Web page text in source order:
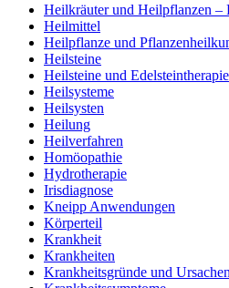
Heilkräuter und Heilpflanzen –
Heilmittel
Heilpflanze und
Heilsteine
Heilsteine und Edelsteintherapie
Heilsysteme
Heilsysten
Heilung
Heilverfahren
Homöopathie
Hydrotherapie
Irisdiagnose
Kneipp Anwendungen
Körperteil
Krankheit
Krankheiten
Krankheitsgründe und